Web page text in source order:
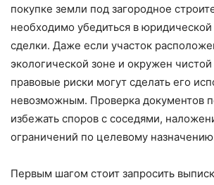
покупке земли под загородное
необходимо убедиться в юридической
сделки. Даже если участок
экологической зоне и окружен
правовые риски могут сделать его
невозможным. Проверка документов
избежать споров с соседями,
ограничений по целевому
Первым шагом стоит запросить